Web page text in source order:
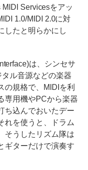
Servicesをアッ
1.0/MIDI 2.0に対
したと明らかにし
は、シンセサ
ル音源などの楽器
の規格で、MIDIを利
専用機やPCから楽器
ち込んでおいたデー
れを使うと、ドラム
そうしたリズム隊は
ギターだけで演奏す